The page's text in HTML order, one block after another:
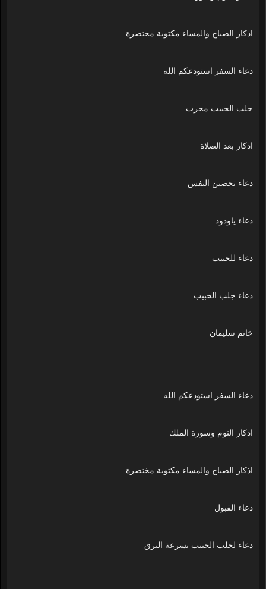
اذكار الصباح والمساء مكتوبة مختصرة
دعاء السفر استودعكم الله
جلب الحبيب مجرب
اذكار بعد الصلاة
دعاء تحصين النفس
دعاء ياودود
دعاء للحبيب
دعاء جلب الحبيب
خاتم سليمان
دعاء السفر استودعكم الله
اذكار النوم وسورة الملك
اذكار الصباح والمساء مكتوبة مختصرة
دعاء القبول
دعاء لجلب الحبيب بسرعة البرق